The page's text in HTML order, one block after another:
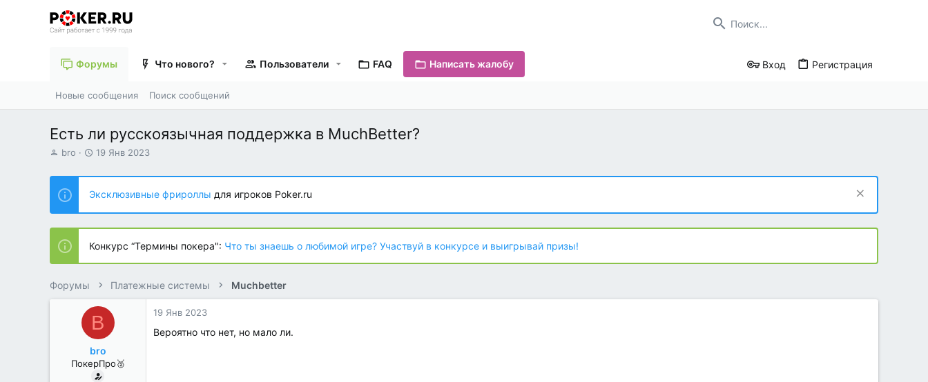
Форумы Что нового? Пользователи FAQ Написать жалобу Вход Регистрация
Новые сообщения Поиск сообщений
Есть ли русскоязычная поддержка в MuchBetter?
А
т
о
р
т
е
м
ы
bro
Д
т
н
а
ч
л
а
19 Янв 2023
Эксклюзивные фрироллы для игроков Poker.ru
Конкурс “Термины покера": Что ты знаешь о любимой игре? Участвуй в конкурсе и выигрывай призы!
Форумы Платежные системы Muchbetter
B
bro
ПокерПро🥈
19 Янв 2023
Вероятно что нет, но мало ли.